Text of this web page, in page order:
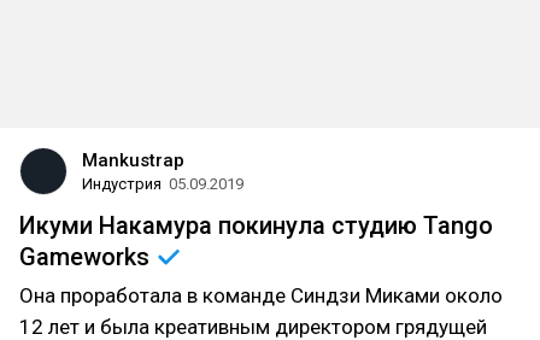
Mankustrap
Индустрия 05.09.2019
Икуми Накамура покинула студию Tango
Gameworks
Она проработала в команде Синдзи Миками около
12 лет и была креативным директором грядущей